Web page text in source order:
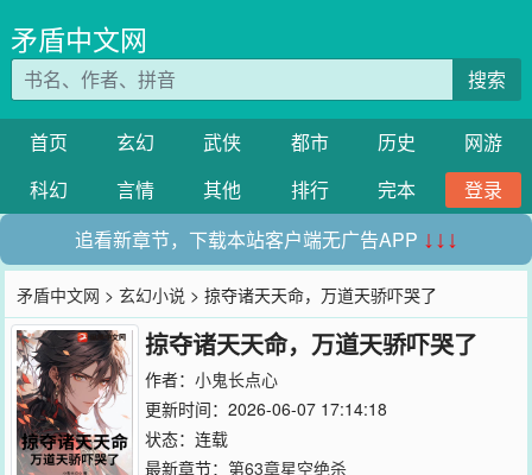
矛盾中文网
搜索
首页 玄幻 武侠 都市 历史
网游
科幻
言情 其他 排行 完本
登录
追看新章节，下载本站客户端无广告APP ↓↓↓
矛盾中文网 >玄幻小说 > 掠夺诸天天命，万道天骄吓哭了
掠夺诸天天命，万道天骄吓哭了
作者： 小鬼长点心
更新时间：2026-06-07 17:14:18
状态：连载
最新章节： 第63章星空绝杀